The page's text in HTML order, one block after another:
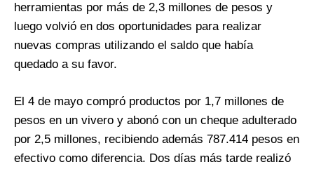
herramientas por más de 2,3 millones de pesos y
luego volvió en dos oportunidades para realizar
nuevas compras utilizando el saldo que había
quedado a su favor.
El 4 de mayo compró productos por 1,7 millones de
pesos en un vivero y abonó con un cheque adulterado
por 2,5 millones, recibiendo además 787.414 pesos en
efectivo como diferencia. Dos días más tarde realizó